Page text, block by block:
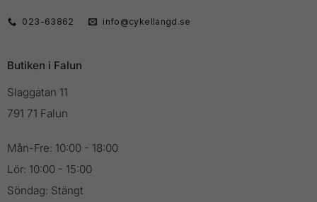
023-63862 info@cykellangd.se
Butiken i Falun
Slaggatan 11
791 71 Falun
Mån-Fre: 10:00 - 18:00
Lör: 10:00 - 15:00
Söndag: Stängt